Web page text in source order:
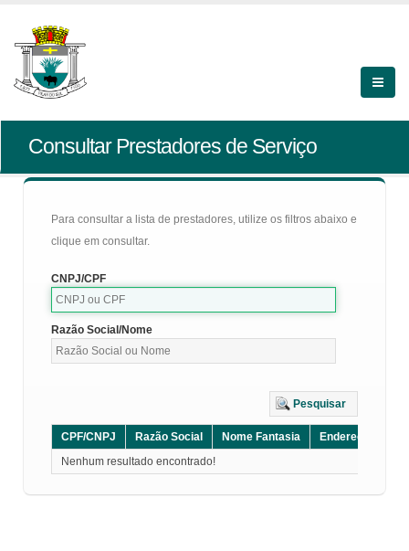
Consultar Prestadores de Serviço
Para consultar a lista de prestadores, utilize os filtros abaixo e
clique em consultar.
CNPJ/CPF
Razão Social/Nome
Pesquisar
CPF/CNPJ Razão Social Nome Fantasia Endereço
Nenhum resultado encontrado!